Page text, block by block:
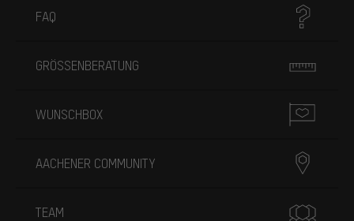
FAQ
GRÖSSENBERATUNG
WUNSCHBOX
AACHENER COMMUNITY
TEAM